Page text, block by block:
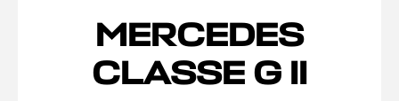
MERCEDES
CLASSE G II